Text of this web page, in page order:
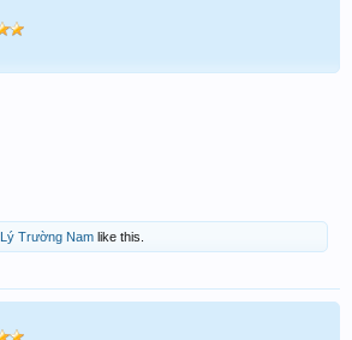
Lý Trường Nam like this.